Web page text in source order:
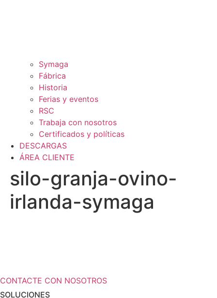
Symaga
Fábrica
Historia
Ferias y eventos
RSC
Trabaja con nosotros
Certificados y políticas
DESCARGAS
ÁREA CLIENTE
silo-granja-ovino-
irlanda-symaga
CONTACTE CON NOSOTROS
SOLUCIONES